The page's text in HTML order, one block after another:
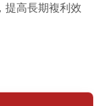
提高長期複利效